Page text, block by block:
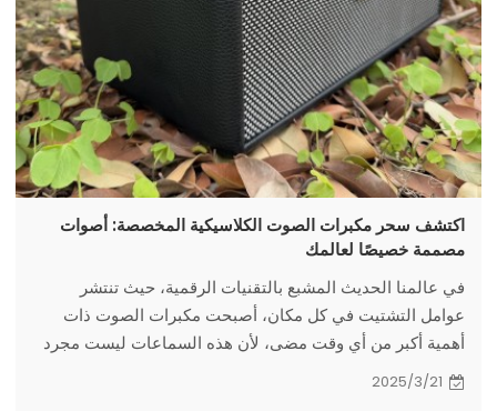
اكتشف سحر مكبرات الصوت الكلاسيكية المخصصة: أصوات
مصممة خصيصًا لعالمك
في عالمنا الحديث المشبع بالتقنيات الرقمية، حيث تنتشر
عوامل التشتيت في كل مكان، أصبحت مكبرات الصوت ذات
أهمية أكبر من أي وقت مضى، لأن هذه السماعات ليست مجرد
آلات ولكنها أيضًا بمثابة بوابات لتجارب سمعية غامرة.
2025/3/21